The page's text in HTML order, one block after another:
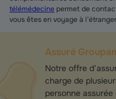
télémédecine permet de
vous êtes en voyage à
Assuré
Notre offre
charge de
personne